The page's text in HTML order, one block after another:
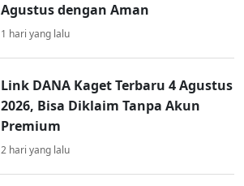
Agustus dengan Aman
1 hari yang lalu
Link DANA Kaget Terbaru 4 Agustus
2026, Bisa Diklaim Tanpa Akun
Premium
2 hari yang lalu